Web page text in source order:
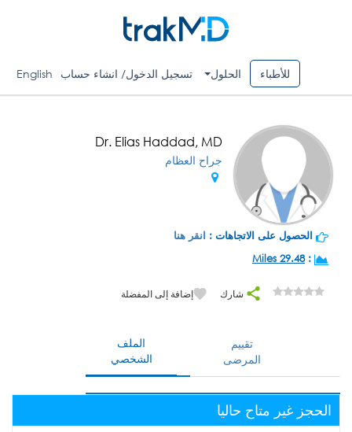
للأطباء الحلول تسجيل الدخول/ انشاء حساب English
Dr. Elias Haddad, MD
جراح العظام
الحصول على الاتجاهات : انقر هنا
:
29.48 Miles
شارك إضافة إلى المفضلة
الملف
الشخصي
تقييم
المرضى
الحجز غير متاح حاليا